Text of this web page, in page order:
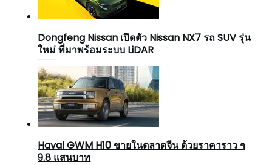
Dongfeng Nissan เปิดตัว Nissan NX7 รถ SUV รุ่น
ใหม่ ที่มาพร้อมระบบ LiDAR
Haval GWM H10 ขายในตลาดจีน ด้วยราคาราว ๆ
9.8 แสนบาท